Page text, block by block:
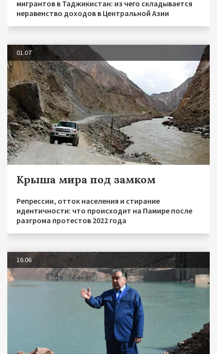
мигрантов в Таджикистан: из чего складывается
неравенство доходов в Центральной Азии
01.07
Крыша мира под замком
Репрессии, отток населения и стирание
идентичности: что происходит на Памире после
разгрома протестов 2022 года
16.06